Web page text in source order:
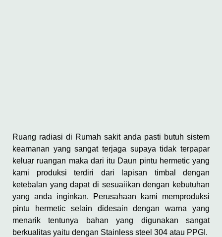
Ruang radiasi di Rumah sakit anda pasti butuh sistem
keamanan yang sangat terjaga supaya tidak terpapar
keluar ruangan maka dari itu Daun pintu hermetic yang
kami produksi terdiri dari lapisan timbal dengan
ketebalan yang dapat di sesuaiikan dengan kebutuhan
yang anda inginkan. Perusahaan kami memproduksi
pintu hermetic selain didesain dengan warna yang
menarik tentunya bahan yang digunakan sangat
berkualitas yaitu dengan Stainless steel 304 atau PPGI.